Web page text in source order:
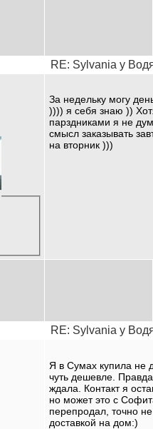
RE: Sylvania у
За недельку могу
)))) я себя знаю ))
парздниками я не
смысл заказывать
на вторник )))
RE: Sylvania у
Я в Сумах купила не
чуть дешевле.
ждала. Контакт я
но может это с
перепродал, точно
доставкой на дом:)